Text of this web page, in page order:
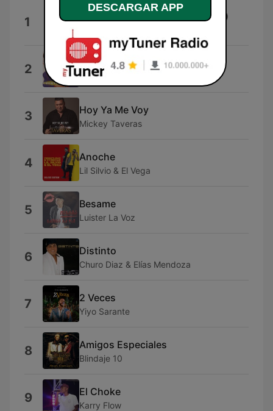
1 Pa Mañana Es Tarde (El Tornillo)
2 Me Estoy Enamorando
Jerry Rivera
3 Hoy Ya Me Voy
Mickey Taveras
4 Anoche
Lil Silvio & El Vega
5 Besame
Luister La Voz
6 Distinto
Churo Diaz & Elías Mendoza
7 2 Veces
Yiyo Sarante
8 Amigos Especiales
Blindaje 10
9 El Choke
Karry Flow
DESCARGAR APP